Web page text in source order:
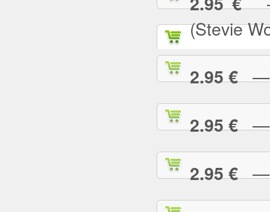
(Stevie
2.95 €—
2.95 €—
2.95 €—